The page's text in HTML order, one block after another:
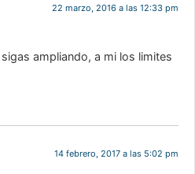
22 marzo, 2016 a las 12:33 pm
ampliando, a mi los limites
14 febrero, 2017 a las 5:02 pm